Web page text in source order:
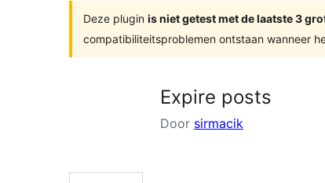
Deze plugin is niet getest met de laatste 3
compatibiliteitsproblemen ontstaan wanneer
Expire posts
Door sirmacik